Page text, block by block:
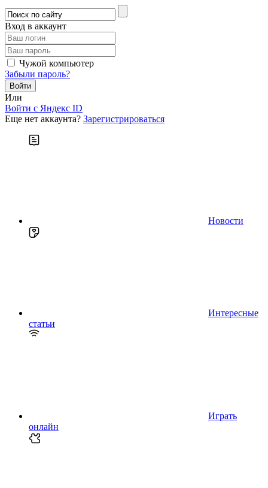
Вход в аккаунт
Чужой компьютер
Забыли пароль?
Или
Войти c Яндекс ID
Еще нет аккаунта? Зарегистрироваться
Новости
Интересные
статьи
Играть
онлайн